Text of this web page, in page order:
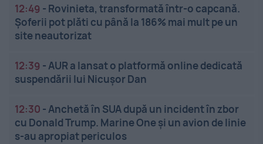
12:49 - Rovinieta, transformată într-o capcană.
Șoferii pot plăti cu până la 186% mai mult pe un
site neautorizat
12:39 -AUR a lansat o platformă online dedicată
suspendării lui Nicușor Dan
12:30 -Anchetă în SUA după un incident în zbor
cu Donald Trump. Marine One și un avion de linie
s-au apropiat periculos